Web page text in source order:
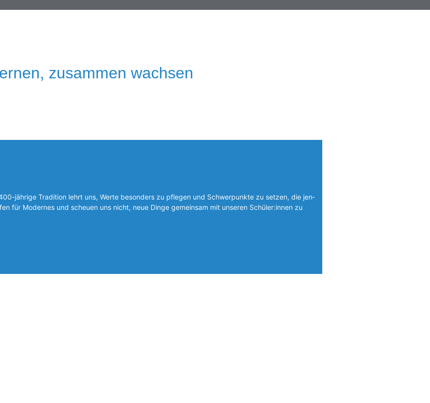
zusammen wachsen
jährige Tradition lehrt uns, Werte besonders zu pflegen und Schwerpunkte zu setzen, die jen­
für Modernes und scheuen uns nicht, neue Dinge gemeinsam mit unseren Schüler:innen zu